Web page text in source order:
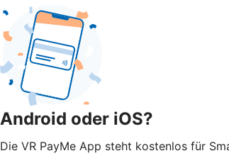
Android oder iOS?
Die VR PayMe App steht kostenlos für